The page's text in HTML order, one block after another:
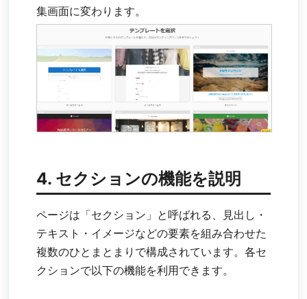
集画面に変わります。
4. セクションの機能を説明
ページは「セクション」と呼ばれる、見出し・
テキスト・イメージなどの要素を組み合わせた
複数のひとまとまりで構成されています。各セ
クションで以下の機能を利用できます。